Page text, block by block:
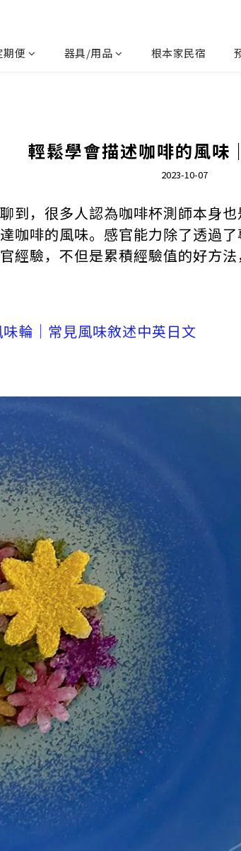
期便 器具/用品 根本家民宿
輕鬆學會描述咖啡的風味
2023-10-07
到，很多人認為咖啡杯測師本身
咖啡的風味。感官能力除了透過
經驗，不但是累積經驗值的好方法
輪｜常見風味敘述中英日文